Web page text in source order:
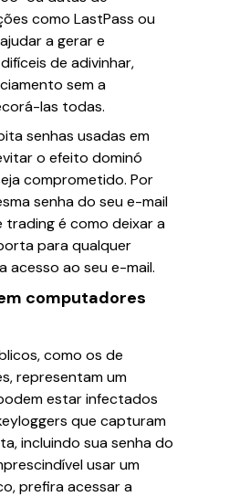
como LastPass ou
a gerar e
de adivinhar,
sem a
las todas.
senhas usadas em
o efeito dominó
comprometido. Por
senha do seu e-mail
é como deixar a
para qualquer
acesso ao seu e-mail.
computadores
como os de
representam um
estar infectados
que capturam
incluindo sua senha do
usar um
prefira acessar a